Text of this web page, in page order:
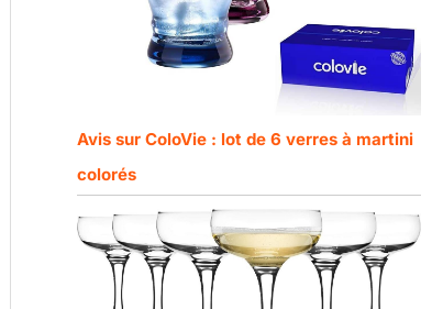
Avis sur ColoVie : lot de 6 verres à martini
colorés